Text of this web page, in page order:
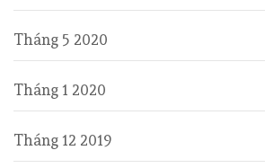
Tháng 5 2020
Tháng 1 2020
Tháng 12 2019